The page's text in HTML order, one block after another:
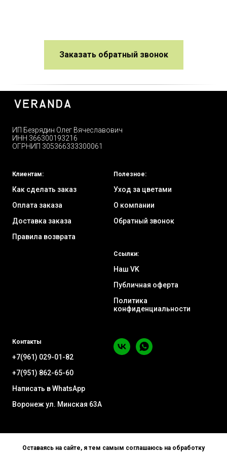
Заказать обратный звонок
ИП Безрядин Олег Вячеславович
ИНН 366300193216
ОГРНИП 305366333300061
Клиентам:
Как сделать заказ
Оплата заказа
Доставка заказа
Правила возврата
Полезное:
Уход за цветами
О компании
Обратный звонок
Ссылки:
Наш VK
Публичная оферта
Политика
конфиденциальности
Контакты
+7(961) 029-01-82
+7(951) 862-65-60
Написать в WhatsApp
Воронеж ул. Минская 63А
Оставаясь на сайте, я тем самым соглашаюсь на обработку